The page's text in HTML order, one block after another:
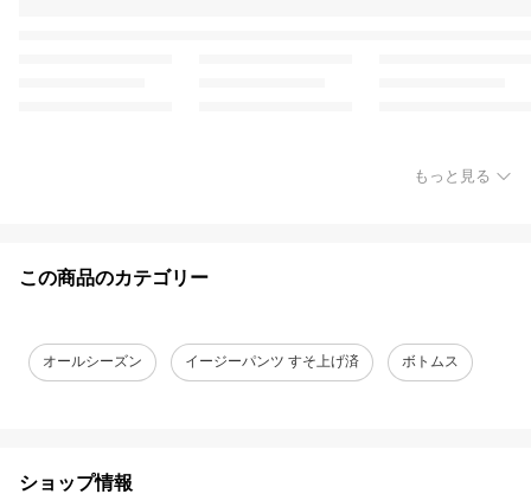
もっと見る
この商品のカテゴリー
オールシーズン イージーパンツ すそ上げ済 ボトムス
ショップ情報